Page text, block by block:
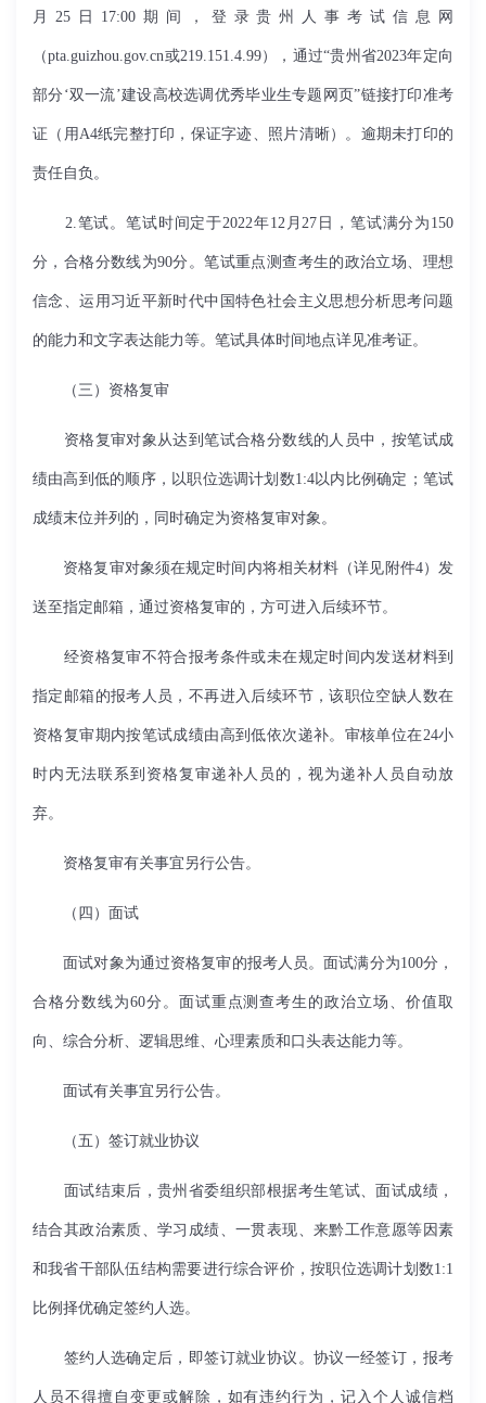
月25日17:00期间，登录贵州人事考试信息网
（pta.guizhou.gov.cn或219.151.4.99），通过“贵州省2023年定向
部分‘双一流’建设高校选调优秀毕业生专题网页”链接打印准考
证（用A4纸完整打印，保证字迹、照片清晰）。逾期未打印的
责任自负。
2.笔试。笔试时间定于2022年12月27日，笔试满分为150
分，合格分数线为90分。笔试重点测查考生的政治立场、理想
信念、运用习近平新时代中国特色社会主义思想分析思考问题
的能力和文字表达能力等。笔试具体时间地点详见准考证。
（三）资格复审
资格复审对象从达到笔试合格分数线的人员中，按笔试成
绩由高到低的顺序，以职位选调计划数1:4以内比例确定；笔试
成绩末位并列的，同时确定为资格复审对象。
资格复审对象须在规定时间内将相关材料（详见附件4）发
送至指定邮箱，通过资格复审的，方可进入后续环节。
经资格复审不符合报考条件或未在规定时间内发送材料到
指定邮箱的报考人员，不再进入后续环节，该职位空缺人数在
资格复审期内按笔试成绩由高到低依次递补。审核单位在24小
时内无法联系到资格复审递补人员的，视为递补人员自动放
弃。
资格复审有关事宜另行公告。
（四）面试
面试对象为通过资格复审的报考人员。面试满分为100分，
合格分数线为60分。面试重点测查考生的政治立场、价值取
向、综合分析、逻辑思维、心理素质和口头表达能力等。
面试有关事宜另行公告。
（五）签订就业协议
面试结束后，贵州省委组织部根据考生笔试、面试成绩，
结合其政治素质、学习成绩、一贯表现、来黔工作意愿等因素
和我省干部队伍结构需要进行综合评价，按职位选调计划数1:1
比例择优确定签约人选。
签约人选确定后，即签订就业协议。协议一经签订，报考
人员不得擅自变更或解除，如有违约行为，记入个人诚信档